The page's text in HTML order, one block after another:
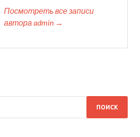
Посмотреть все записи
автора admin →